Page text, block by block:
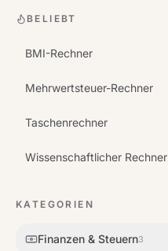
BELIEBT
BMI-Rechner
Mehrwertsteuer-Rechner
Taschenrechner
Wissenschaftlicher Rechner
KATEGORIEN
Finanzen & Steuern3